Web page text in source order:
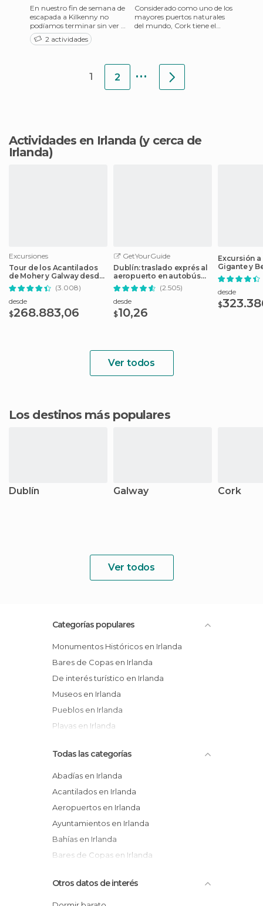
En nuestro fin de semana de
escapada a Kilkenny no
podíamos terminar sin ver el
famoso castillo de Kilkenny.
Se encuentra sobre un
2 actividades
Considerado como uno de los
mayores puertos naturales
del mundo, Cork tiene el
1 2 ...
Actividades en Irlanda (y cerca de
Irlanda)
Excursiones
Tour de los Acantilados
de Moher y Galway desde
Dublín
(3.008)
desde
$268.883,06
GetYourGuide
Dublín: traslado exprés al
aeropuerto en autobús
Airlink
(2.505)
desde
$10,26
Excursión
Gigante y
Dublín
desde
$
Ver todos
Los destinos más populares
Dublín Galway Cork
Ver todos
Categorías populares
Monumentos Históricos en Irlanda
Bares de Copas en Irlanda
De interés turístico en Irlanda
Museos en Irlanda
Pueblos en Irlanda
Playas en Irlanda
Todas las categorías
Abadías en Irlanda
Acantilados en Irlanda
Aeropuertos en Irlanda
Ayuntamientos en Irlanda
Bahías en Irlanda
Bares de Copas en Irlanda
Calles en Irlanda
Carreteras en Irlanda
Otros datos de interés